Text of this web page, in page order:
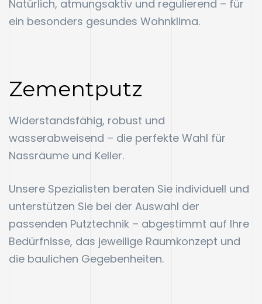
Natürlich, atmungsaktiv und regulierend – für
ein besonders gesundes Wohnklima.
Zementputz
Widerstandsfähig, robust und
wasserabweisend – die perfekte Wahl für
Nassräume und Keller.
Unsere Spezialisten beraten Sie individuell und
unterstützen Sie bei der Auswahl der
passenden Putztechnik – abgestimmt auf Ihre
Bedürfnisse, das jeweilige Raumkonzept und
die baulichen Gegebenheiten.